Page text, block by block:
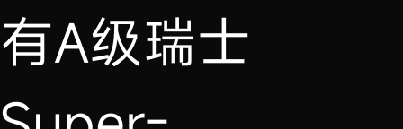
有A级瑞士